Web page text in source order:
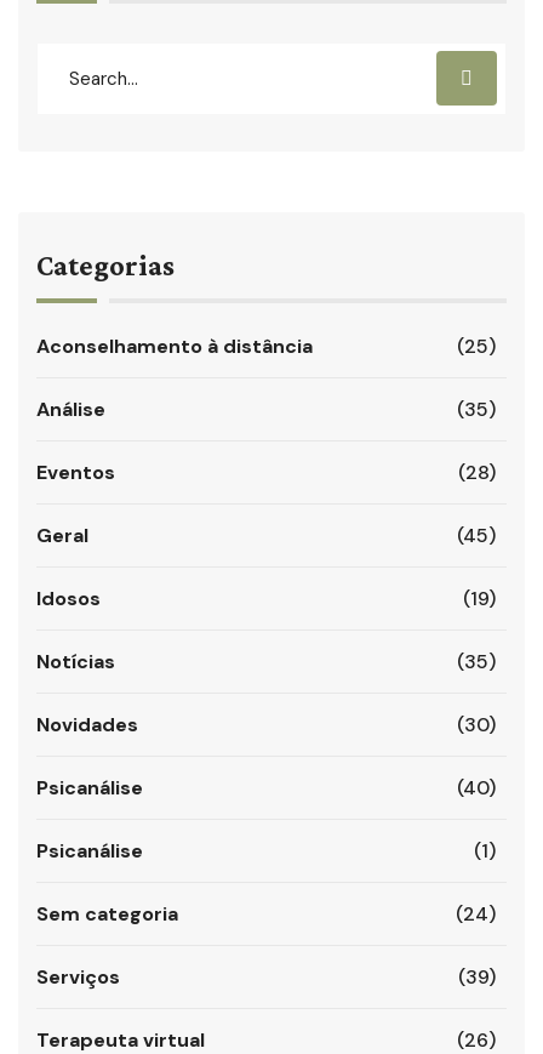
Categorias
Aconselhamento à distância (25)
Análise (35)
Eventos (28)
Geral (45)
Idosos (19)
Notícias (35)
Novidades (30)
Psicanálise (40)
Psicanálise (1)
Sem categoria (24)
Serviços (39)
Terapeuta virtual (26)